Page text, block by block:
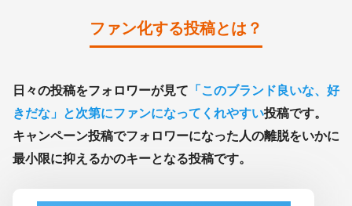
ファン化する投稿とは？
日々の投稿をフォロワーが見て 「このブランド良いな、好
きだな」と次第にファンになってくれやすい投稿です。
キャンペーン投稿でフォロワーになった人の離脱をいかに
最小限に抑えるかのキーとなる投稿です。